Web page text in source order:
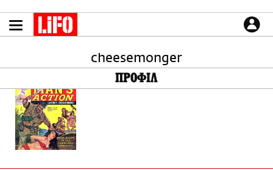
το
περιεχόμενο
CULTURE
ΤΡΟΠΟΣ ΖΩΗΣ
PODCASTS
Plus
cheesemonger
ΠΡΟΦΙΛ